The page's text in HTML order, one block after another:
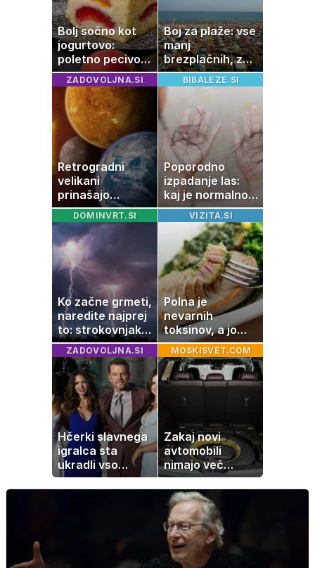
Bolj sočno kot
jogurtovo:
poletno pecivo,
ki vedno uspe
Boj za plaže: vse
manj
brezplačnih, za
ležalnik in
senčnik tudi več
kot 40 evrov
ZADOVOLJNA.SI
Retrogradni
velikani
prinašajo
pomembne
premike – kaj
pomeni, da so
Saturn, Neptun
in Pluton hkrati
retrogradni?
BIBALEZE.SI
Poporodno
izpadanje las:
kaj je normalno
in kako si
pomagati
DOMINVRT.SI
Ko začne grmeti,
naredite najprej
to: strokovnjaki
opozarjajo na
pogosto napako
VIZITA.SI
Polna je
nevarnih
toksinov, a jo
imamo vsi radi:
to je najbolj
nezdrava riba, ki
jo mnogi redno
uživajo
ZADOVOLJNA.SI
Hčerki slavnega
igralca sta
ukradli vso
pozornost
MOSKISVET.COM
Zakaj novi
avtomobili
nimajo več
rezervne gume?